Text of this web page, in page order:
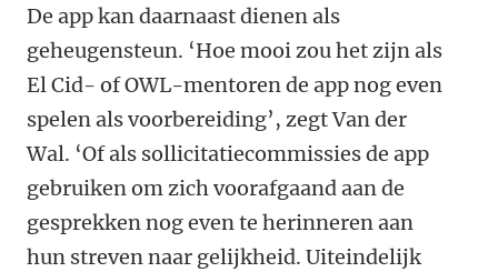
De app kan daarnaast dienen als
geheugensteun. ‘Hoe mooi zou het zijn als
El Cid- of OWL-mentoren de app nog even
spelen als voorbereiding’, zegt Van der
Wal. ‘Of als sollicitatiecommissies de app
gebruiken om zich voorafgaand aan de
gesprekken nog even te herinneren aan
hun streven naar gelijkheid. Uiteindelijk